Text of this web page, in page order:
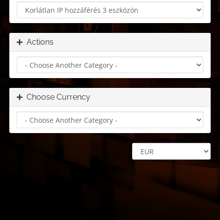
Actions
Choose Currency